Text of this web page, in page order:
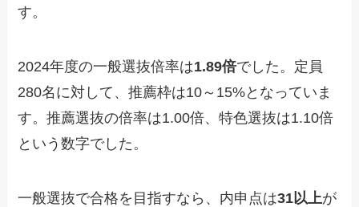
す。
2024年度の一般選抜倍率は1.89倍でした。定員
280名に対して、推薦枠は10～15%となっていま
す。推薦選抜の倍率は1.00倍、特色選抜は1.10倍
という数字でした。
一般選抜で合格を目指すなら、内申点は31以上が